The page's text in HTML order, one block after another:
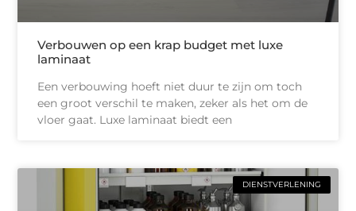
Verbouwen op een krap budget met luxe
laminaat
Een verbouwing hoeft niet duur te zijn om toch
een groot verschil te maken, zeker als het om de
vloer gaat. Luxe laminaat biedt een
DIENSTVERLENING